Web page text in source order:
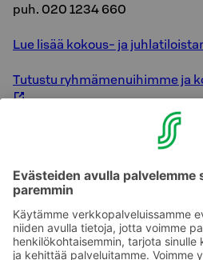
puh. 020 1234 660
Lue lisää kokous- ja
Tutustu ryhmämenuihimme ja
Yhdistä tapahtumaasi myös
Tutustu maisemakylpylä Koli
Tutustu laskettelukeskus Koli